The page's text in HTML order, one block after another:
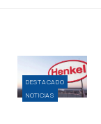
DESTACADO
NOTICIAS